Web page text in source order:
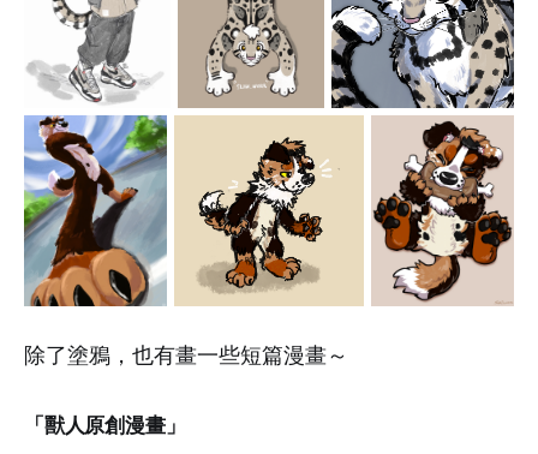
除了塗鴉，也有畫一些短篇漫畫～
「獸人原創漫畫」